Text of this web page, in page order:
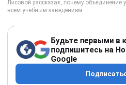
Будьте первыми в
подпишитесь на
Google